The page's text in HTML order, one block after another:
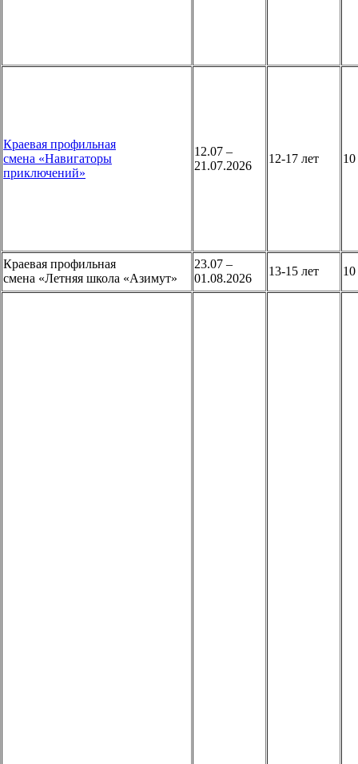
Краевая профильная
смена «Навигаторы
приключений»
12.07 –
21.07.2026
12-17 лет 10
Краевая профильная
смена «Летняя школа «Азимут»
23.07 –
01.08.2026
13-15 лет